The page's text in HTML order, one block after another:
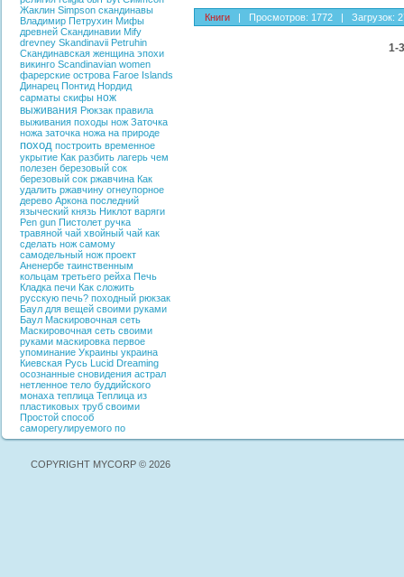
Жаклин Simpson скандинавы
Владимир Петрухин Мифы
древней Скандинавии Mify
drevney Skandinavii Petruhin
Скандинавская женщина эпохи
викинго Scandinavian women
фарерские острова Faroe Islands
Динарец Понтид Нордид
сарматы скифы нож
выживания Рюкзак правила
выживания походы нож Заточка
ножа заточка ножа на природе
поход построить временное
укрытие Как разбить лагерь чем
полезен березовый сок
березовый сок ржавчина Как
удалить ржавчину огнеупорное
дерево Аркона последний
языческий князь Никлот варяги
Pen gun Пистолет ручка
травяной чай хвойный чай как
сделать нож самому
самодельный нож проект
Аненербе таинственным
кольцам третьего рейха Печь
Кладка печи Как сложить
русскую печь? походный рюкзак
Баул для вещей своими руками
Баул Маскировочная сеть
Маскировочная сеть своими
руками маскировка первое
упоминание Украины украина
Киевская Русь Lucid Dreaming
осознанные сновидения астрал
нетленное тело буддийского
монаха теплица Теплица из
пластиковых труб своими
Простой способ
саморегулируемого по
Книги | Просмотров: 1772 | Загрузок:
1-3
COPYRIGHT MYCORP © 2026